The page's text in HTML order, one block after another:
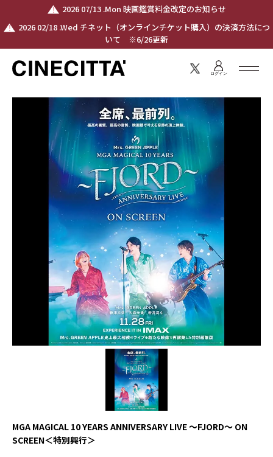
2026 07/13 .Mon 映画鑑賞料金改定のお知らせ
2026 02/18 .Wed チネット（オンラインチケット購入）の決済方法につ
いて ※6/26更新
ログイン
MGA MAGICAL 10 YEARS ANNIVERSARY LIVE ～FJORD～ ON
SCREEN＜特別興行＞